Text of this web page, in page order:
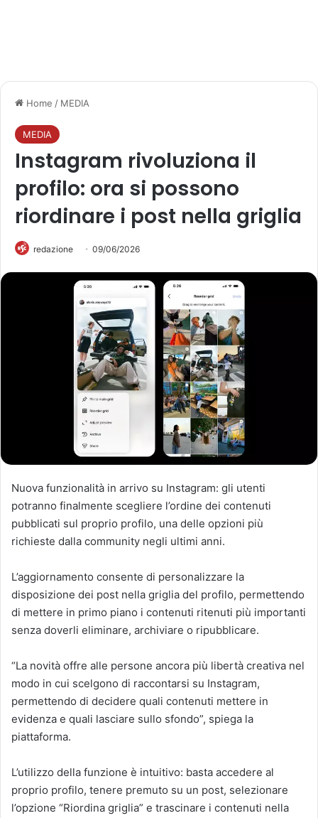
Home / MEDIA
MEDIA
Instagram rivoluziona il
profilo: ora si possono
riordinare i post nella griglia
redazione 09/06/2026
Nuova funzionalità in arrivo su Instagram: gli utenti
potranno finalmente scegliere l’ordine dei contenuti
pubblicati sul proprio profilo, una delle opzioni più
richieste dalla community negli ultimi anni.
L’aggiornamento consente di personalizzare la
disposizione dei post nella griglia del profilo, permettendo
di mettere in primo piano i contenuti ritenuti più importanti
senza doverli eliminare, archiviare o ripubblicare.
“La novità offre alle persone ancora più libertà creativa nel
modo in cui scelgono di raccontarsi su Instagram,
permettendo di decidere quali contenuti mettere in
evidenza e quali lasciare sullo sfondo”, spiega la
piattaforma.
L’utilizzo della funzione è intuitivo: basta accedere al
proprio profilo, tenere premuto su un post, selezionare
l’opzione “Riordina griglia” e trascinare i contenuti nella